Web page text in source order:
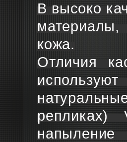
В высоко
материалы,
кожа.
Отличия